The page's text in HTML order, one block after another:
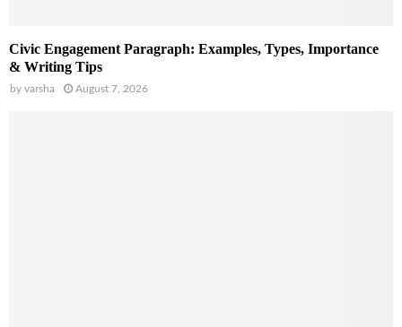
Civic Engagement Paragraph: Examples, Types, Importance
& Writing Tips
by varsha August 7, 2026